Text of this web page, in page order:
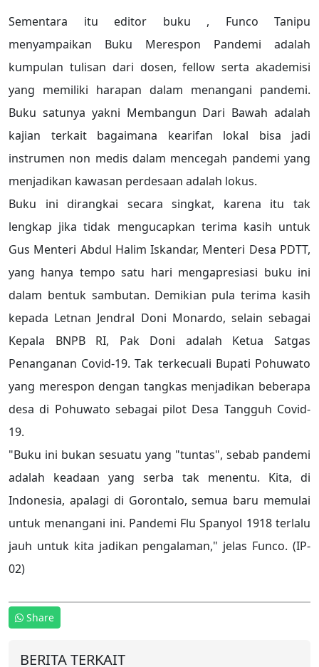
Sementara itu editor buku , Funco Tanipu
menyampaikan Buku Merespon Pandemi adalah
kumpulan tulisan dari dosen, fellow serta akademisi
yang memiliki harapan dalam menangani pandemi.
Buku satunya yakni Membangun Dari Bawah adalah
kajian terkait bagaimana kearifan lokal bisa jadi
instrumen non medis dalam mencegah pandemi yang
menjadikan kawasan perdesaan adalah lokus.
Buku ini dirangkai secara singkat, karena itu tak
lengkap jika tidak mengucapkan terima kasih untuk
Gus Menteri Abdul Halim Iskandar, Menteri Desa PDTT,
yang hanya tempo satu hari mengapresiasi buku ini
dalam bentuk sambutan. Demikian pula terima kasih
kepada Letnan Jendral Doni Monardo, selain sebagai
Kepala BNPB RI, Pak Doni adalah Ketua Satgas
Penanganan Covid-19. Tak terkecuali Bupati Pohuwato
yang merespon dengan tangkas menjadikan beberapa
desa di Pohuwato sebagai pilot Desa Tangguh Covid-
19.
"Buku ini bukan sesuatu yang "tuntas", sebab pandemi
adalah keadaan yang serba tak menentu. Kita, di
Indonesia, apalagi di Gorontalo, semua baru memulai
untuk menangani ini. Pandemi Flu Spanyol 1918 terlalu
jauh untuk kita jadikan pengalaman," jelas Funco. (IP-
02)
Share
BERITA TERKAIT